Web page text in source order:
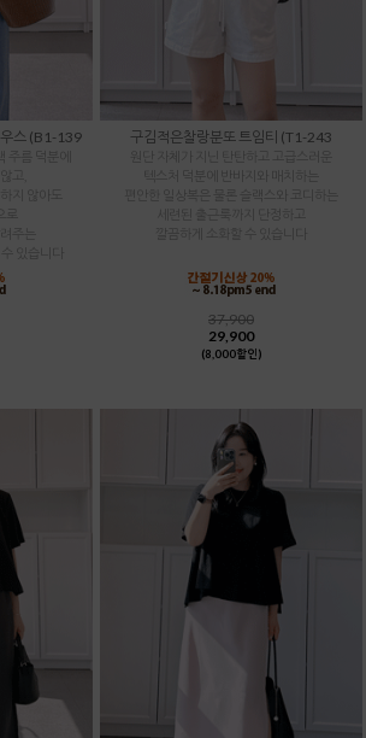
스 (B1-139
주름 덕분에
고,
있습니다
구김적은찰랑분또 트임티 (T1-243
원단 자체가 지닌 탄탄하고 고급스러운
편안한 일상복은 물론 슬랙스와 코디하는
깔끔하게 소화할 수 있습니다
37,900
29,900
(8,000할인)